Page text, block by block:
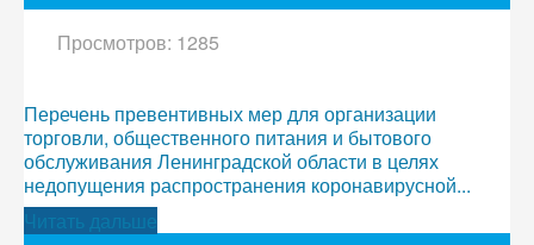
Просмотров: 1285
Перечень превентивных мер для организации
торговли, общественного питания и бытового
обслуживания Ленинградской области в целях
недопущения распространения коронавирусной...
Читать дальше